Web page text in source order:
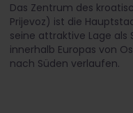
Das Zentrum des
Prijevoz) ist die
seine attraktive Lage
innerhalb Europas von
nach Süden verlaufen.